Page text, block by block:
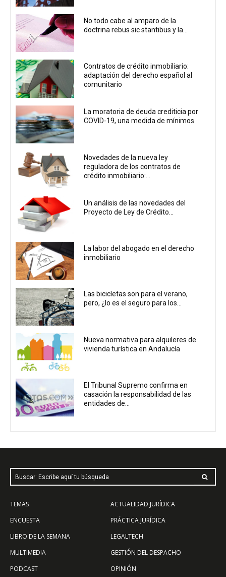
No todo cabe al amparo de la
doctrina rebus sic stantibus y la...
Contratos de crédito inmobiliario:
adaptación del derecho español al
comunitario
La moratoria de deuda crediticia por
COVID-19, una medida de mínimos
Novedades de la nueva ley
reguladora de los contratos de
crédito inmobiliario:...
Un análisis de las novedades del
Proyecto de Ley de Crédito...
La labor del abogado en el derecho
inmobiliario
Las bicicletas son para el verano,
pero, ¿lo es el seguro para los...
Nueva normativa para alquileres de
vivienda turística en Andalucía
El Tribunal Supremo confirma en
casación la responsabilidad de las
entidades de...
Buscar: Escribe aquí tu búsqueda
TEMAS
ENCUESTA
LIBRO DE LA SEMANA
MULTIMEDIA
PODCAST
ACTUALIDAD JURÍDICA
PRÁCTICA JURÍDICA
LEGALTECH
GESTIÓN DEL DESPACHO
OPINIÓN